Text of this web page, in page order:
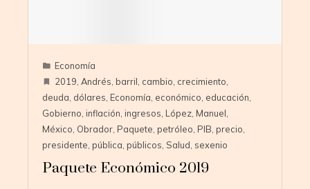
Economía
2019 Andrés barril cambio crecimiento
deuda dólares Economía económico educación
Gobierno inflación ingresos López Manuel
México Obrador Paquete petróleo PIB precio
presidente pública públicos Salud sexenio
Paquete Económico 2019